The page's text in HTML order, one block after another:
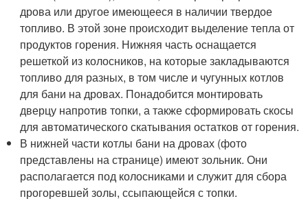
дрова или другое имеющееся в наличии твердое
топливо. В этой зоне происходит выделение тепла от
продуктов горения. Нижняя часть оснащается
решеткой из колосников, на которые закладываются
топливо для разных, в том числе и чугунных котлов
для бани на дровах. Понадобится монтировать
дверцу напротив топки, а также сформировать скосы
для автоматического скатывания остатков от горения.
В нижней части котлы бани на дровах (фото
представлены на странице) имеют зольник. Они
располагается под колосниками и служит для сбора
прогоревшей золы, ссыпающейся с топки.